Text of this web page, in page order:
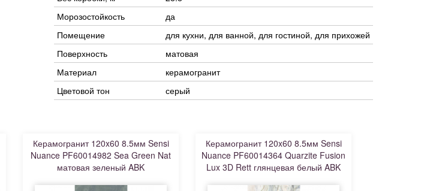
Морозостойкость
да
Помещение
для кухни, для ванной, для гостиной, для прихожей
Поверхность
матовая
Материал
керамогранит
Цветовой тон
серый
Керамогранит 120x60 8.5мм Sensi
Nuance PF60014982 Sea Green Nat
матовая зеленый ABK
Керамогранит 120x60 8.5мм Sensi
Nuance PF60014364 Quarzite Fusion
Lux 3D Rett глянцевая белый ABK